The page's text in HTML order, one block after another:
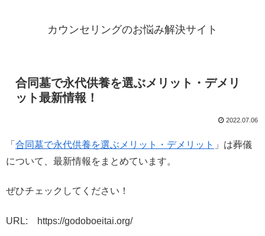
カウンセリングのお悩み解決サイト
合同墓で永代供養を選ぶメリット・デメリ
ット最新情報！
2022.07.06
「 合同墓で永代供養を選ぶメリット・デメリット 」は葬儀
について、最新情報をまとめています。
ぜひチェックしてください！
URL: https://godoboeitai.org/